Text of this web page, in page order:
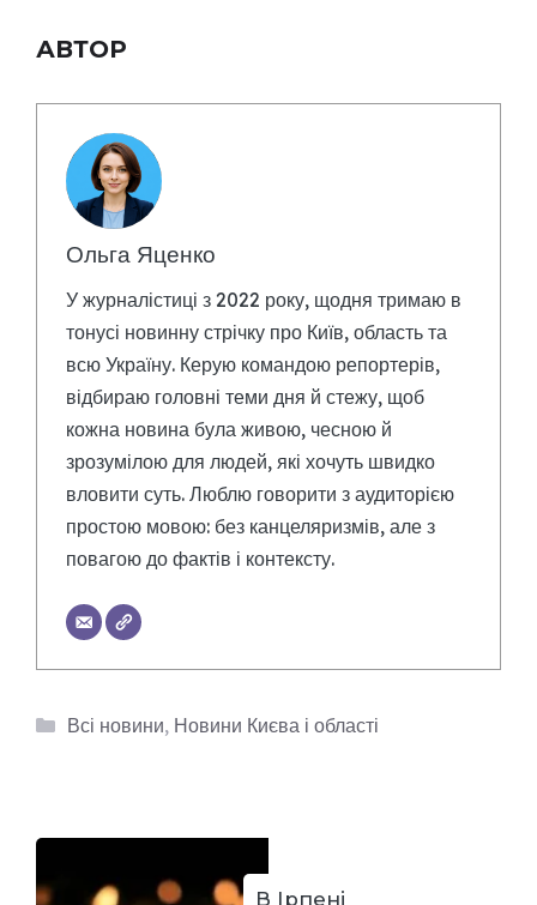
АВТОР
Ольга Яценко
У журналістиці з 2022 року, щодня тримаю в
тонусі новинну стрічку про Київ, область та
всю Україну. Керую командою репортерів,
відбираю головні теми дня й стежу, щоб
кожна новина була живою, чесною й
зрозумілою для людей, які хочуть швидко
вловити суть. Люблю говорити з аудиторією
простою мовою: без канцеляризмів, але з
повагою до фактів і контексту.
Категорії
Всі новини, Новини Києва і області
В Ірпені